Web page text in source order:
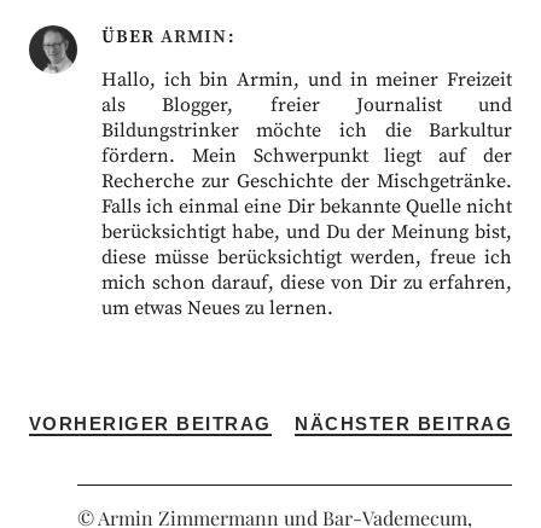
ÜBER ARMIN
Hallo, ich bin Armin, und in meiner Freizeit
als Blogger, freier Journalist und
Bildungstrinker möchte ich die Barkultur
fördern. Mein Schwerpunkt liegt auf der
Recherche zur Geschichte der Mischgetränke.
Falls ich einmal eine Dir bekannte Quelle nicht
berücksichtigt habe, und Du der Meinung bist,
diese müsse berücksichtigt werden, freue ich
mich schon darauf, diese von Dir zu erfahren,
um etwas Neues zu lernen.
VORHERIGER BEITRAG NÄCHSTER BEITRAG
© Armin Zimmermann und Bar-Vademecum,